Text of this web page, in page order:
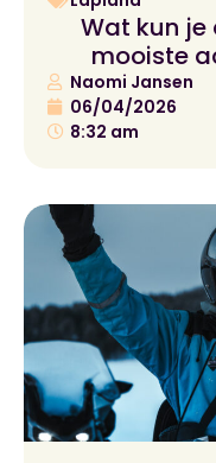
Wat kun je
mooiste
Naomi Jansen
06/04/2026
8:32 am